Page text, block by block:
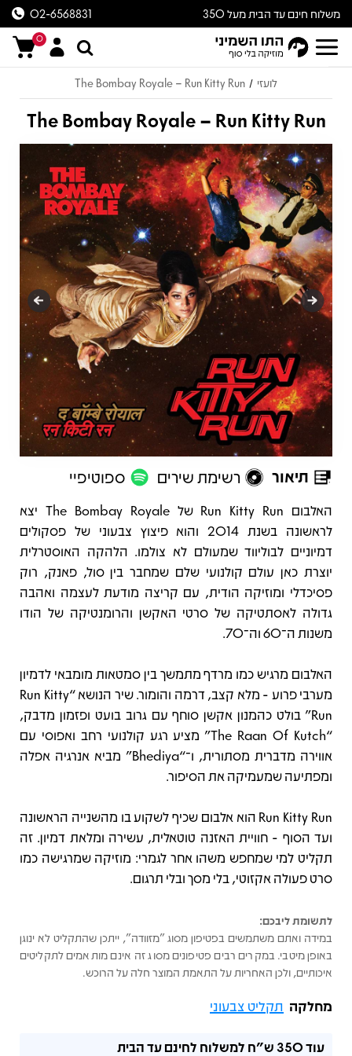
משלוח חינם עד הבית מעל 350
ש״ח
02-6568831
0
לועזי /
The Bombay Royale – Run Kitty Run
The Bombay Royale – Run Kitty Run
תיאור רשימת שירים ספוטיפיי
תיאור
האלבום Run Kitty Run של The Bombay Royale יצא
לראשונה בשנת 2014 והוא פיצוץ צבעוני של פסקולים
דמיוניים לבוליווד שמעולם לא צולמו. הלהקה האוסטרלית
יוצרת כאן עולם קולנועי שלם שמחבר בין סול, פאנק, רוק
פסיכדלי ומוזיקה הודית, עם קריצה מודעת לעצמה ואהבה
גדולה לאסתטיקה של סרטי האקשן והרומנטיקה של הודו
משנות ה־60 וה־70.
האלבום מרגיש כמו מרדף מתמשך בין סמטאות מומבאי לדמיון
מערבי פרוע - מלא קצב, דרמה והומור. שיר הנושא “Run Kitty
Run” בולט כהמנון אקשן סוחף עם גרוב בועט ופזמון מדבק,
“The Raan Of Kutch” מציע רגע קולנועי רחב ואפוסי עם
אווירה מדברית מסתורית, ו־“Bhediya” מביא אנרגיה אפלה
ומפתיעה שמעמיקה את הסיפור.
Run Kitty Run הוא אלבום שכיף לשקוע בו מהשנייה הראשונה
ועד הסוף - חוויית האזנה טוטאלית, עשירה ומלאת דמיון. זה
תקליט למי שמחפש משהו אחר לגמרי: מוזיקה שמרגישה כמו
סרט פעולה אקזוטי, בלי מסך ובלי תרגום.
לתשומת ליבכם:
במידה ואתם משתמשים בפטיפון מסוג "מזוודה", ייתכן שהתקליט לא ינוגן
באופן מיטבי. במקרים רבים פטיפונים מסוג זה אינם מותאמים לתקליטים
איכותיים, ולכן האחריות על התאמת המוצר חלה על הרוכש.
מחלקה תקליט צבעוני
עוד350 ש"ח למשלוח לחינם עד הבית